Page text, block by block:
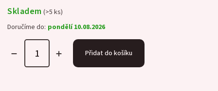
Skladem (>5 ks)
Doručíme do: pondělí 10.08.2026
Přidat do košíku